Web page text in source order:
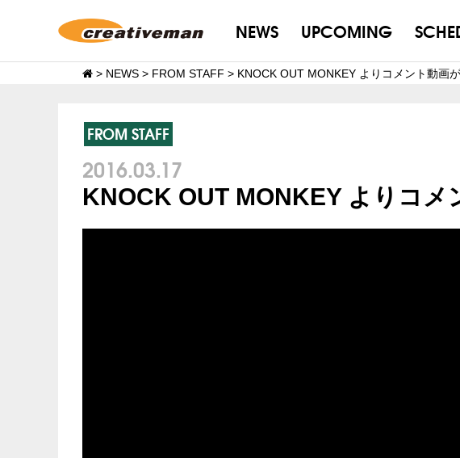
NEWS UPCOMING
> NEWS > FROM STAFF > KNOCK OUT MONKEY よりコメント動画が
FROM STAFF
2016.03.17
KNOCK OUT MONKEY よりコメ